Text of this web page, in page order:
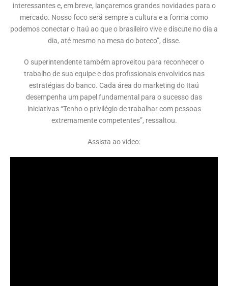
interessantes e, em breve, lançaremos grandes novidades para o
mercado. Nosso foco será sempre a cultura e a forma como
podemos conectar o Itaú ao que o brasileiro vive e discute no dia a
dia, até mesmo na mesa do boteco”, disse.
O superintendente também aproveitou para reconhecer o
trabalho de sua equipe e dos profissionais envolvidos nas
estratégias do banco. Cada área do marketing do Itaú
desempenha um papel fundamental para o sucesso das
iniciativas “Tenho o privilégio de trabalhar com pessoas
extremamente competentes”, ressaltou.
Assista ao vídeo: